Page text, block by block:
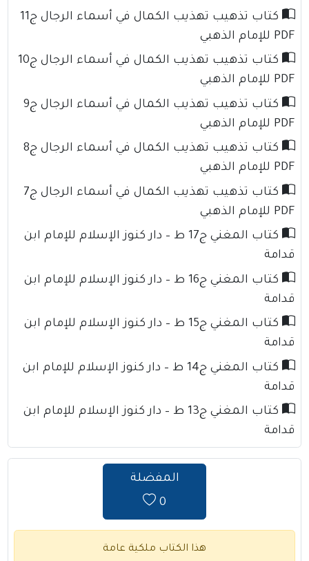
كتاب تذهيب تهذيب الكمال في أسماء الرجال ج11
PDF للإمام الذهبي
كتاب تذهيب تهذيب الكمال في أسماء الرجال ج10
PDF للإمام الذهبي
كتاب تذهيب تهذيب الكمال في أسماء الرجال ج9
PDF للإمام الذهبي
كتاب تذهيب تهذيب الكمال في أسماء الرجال ج8
PDF للإمام الذهبي
كتاب تذهيب تهذيب الكمال في أسماء الرجال ج7
PDF للإمام الذهبي
كتاب المغني ج17 ط – دار كنوز الإسلام للإمام ابن
قدامة
كتاب المغني ج16 ط – دار كنوز الإسلام للإمام ابن
قدامة
كتاب المغني ج15 ط – دار كنوز الإسلام للإمام ابن
قدامة
كتاب المغني ج14 ط – دار كنوز الإسلام للإمام ابن
قدامة
كتاب المغني ج13 ط – دار كنوز الإسلام للإمام ابن
قدامة
المفضلة
0
هذا الكتاب ملكية عامة